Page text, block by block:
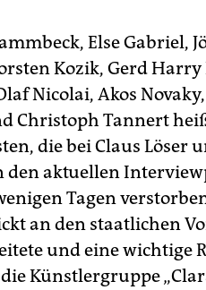
Else Gabriel,
Kozik, Gerd
Nicolai, Akos
Christoph Tannert
die bei Claus Löser
aktuellen
Tagen
an den staatlichen
und eine wichtige
Künstlergruppe